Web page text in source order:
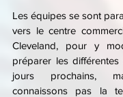
Les équipes se sont
vers le centre
Cleveland, pour y
préparer les
jours prochains,
connaissons pas la